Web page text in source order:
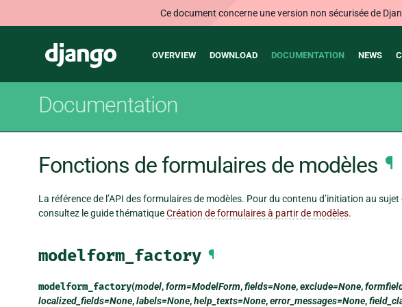
Ce document concerne une version non sécurisée de
Django
Main
OVERVIEW DOWNLOAD DOCUMENTATION NEWS
Documentation
Fonctions de formulaires de modèles ¶
La référence de l’API des formulaires de modèles. Pour du contenu d’initiation au
consultez le guide thématiqueCréation de formulaires à partir de modèles.
modelform_factory ¶
modelform_factory(model,form=ModelForm,fields=None,exclude=None,
localized_fields=None,labels=None,help_texts=None,error_messages=None,